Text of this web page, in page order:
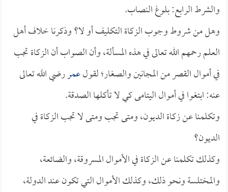
والشرط الرابع: بلوغ النصاب.
وهل من شروط وجوب الزكاة التكليف أو لا؟ وذكرنا خلاف أهل
العلم رحمهم الله تعالى في هذه المسألة، وأن الصواب أن الزكاة تجب
في أموال القصر من المجانين والصغار؛ لقولعمررضي الله تعالى
عنه: ابتغوا في أموال اليتامى كي لا تأكلها الصدقة.
وتكلمنا عن زكاة الديون، ومتى تجب ومتى لا تجب الزكاة في
الديون؟
وكذلك تكلمنا عن الزكاة في الأموال المسروقة، والضائعة،
والمختلسة ونحو ذلك، وكذلك الأموال التي تكون عند الدولة،